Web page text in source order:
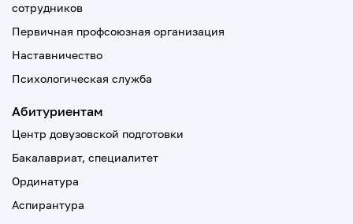
сотрудников
Первичная профсоюзная организация
Наставничество
Психологическая служба
Абитуриентам
Центр довузовской подготовки
Бакалавриат, специалитет
Ординатура
Аспирантура